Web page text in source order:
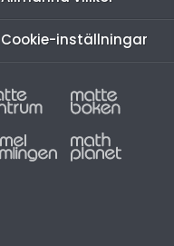
Cookie-inställningar